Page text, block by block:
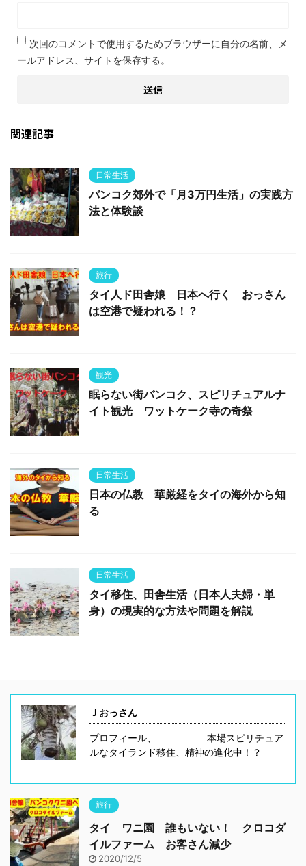
次回のコメントで使用するためブラウザーに自分の名前、メ
ールアドレス、サイトを保存する。
関連記事
日常生活
バンコク郊外で「月3万円生活」の実践方
法と体験談
旅行
タイ人ド田舎娘 日本へ行く おっさん
は空港で疑われる！？
観光
眠らない街バンコク、スピリチュアルナ
イト観光 ワットケーク寺の奇祭
日常生活
日本の仏教 華厳経をタイの海外から知
る
日常生活
タイ移住、田舎生活（日本人夫婦・単
身）の現実的な方法や問題を解説
Ｊおっさん
プロフィール、 本場スピリチュア
ルなタイランド移住、精神の進化中！？
旅行
タイ ワニ園 誰もいない！ クロコダ
イルファーム お客さん減少
2020/12/5